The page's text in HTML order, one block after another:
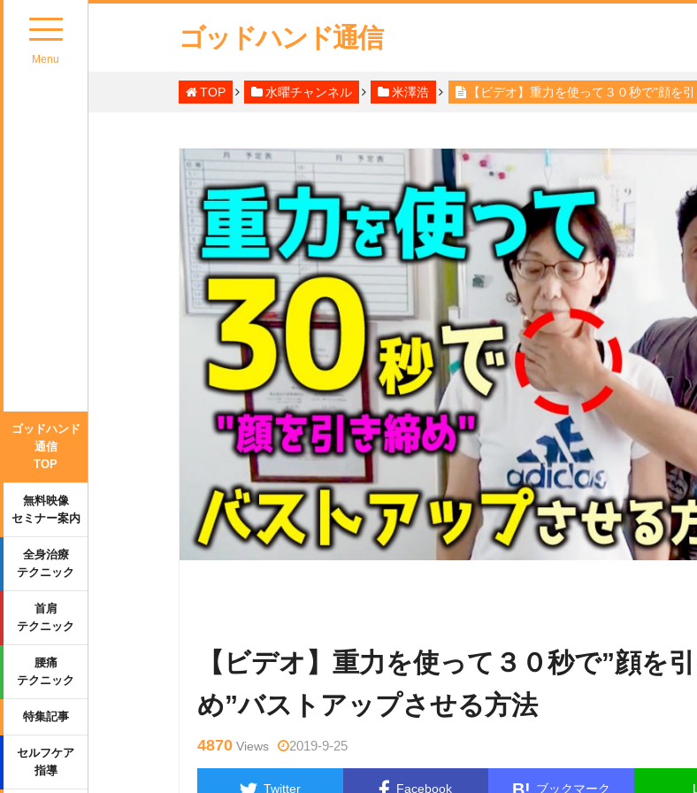
Menu
ゴッドハンド
通信
TOP
無料映像
セミナー案内
全身治療
テクニック
首肩
テクニック
腰痛
テクニック
特集記事
セルフケア
指導
ゴッドハンド通信
TOP 水曜チャンネル 米澤浩 【ビデオ】重力を使って３０秒で"顔を
【ビデオ】重力を使って３０秒で”顔を
め”バストアップさせる方法
4870 Views 2019-9-25
Twitter Facebook ブックマーク